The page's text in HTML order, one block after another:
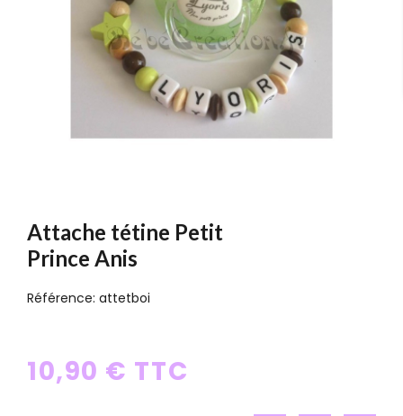
Attache tétine Petit
Prince Anis
Référence: attetboi
10,90 € TTC